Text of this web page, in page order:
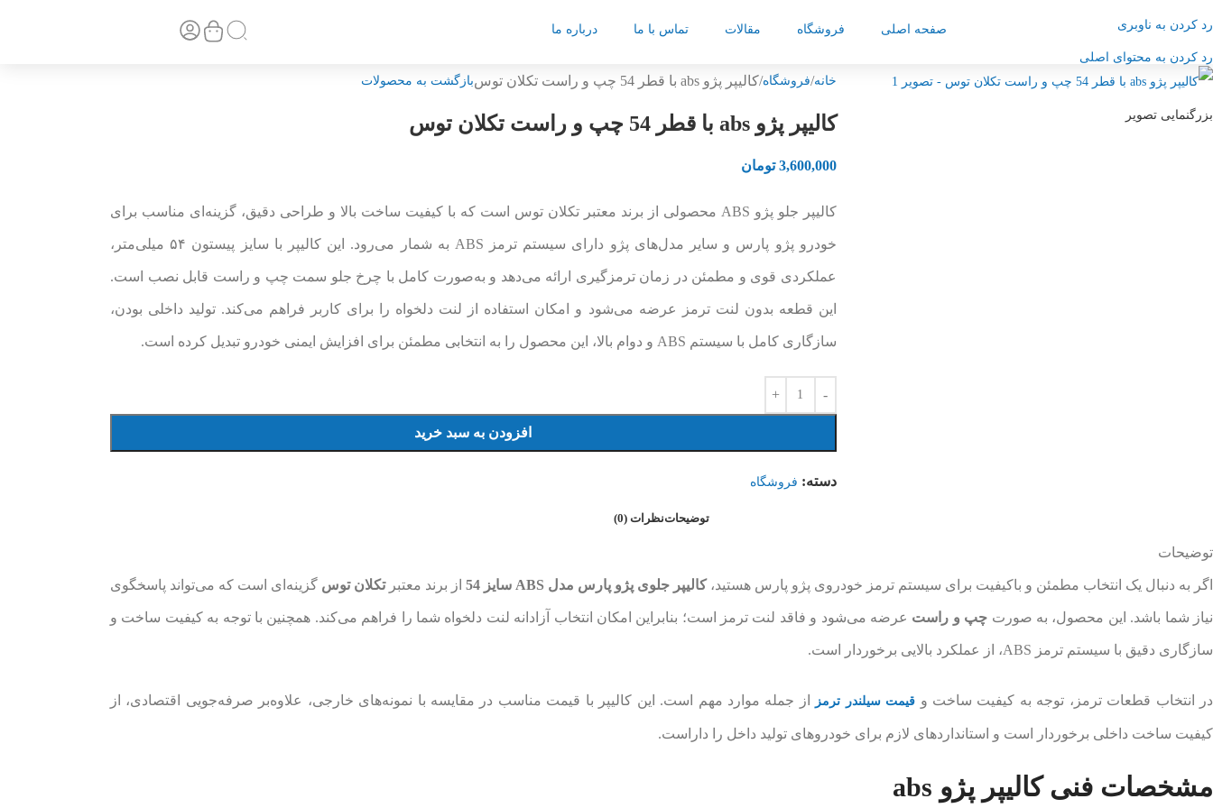
رد کردن به ناوبری
رد کردن به محتوای اصلی
صفحه اصلی فروشگاه مقالات تماس با ما درباره ما
بزرگنمایی تصویر
خانه فروشگاه کالیپر پژو abs با قطر 54 چپ و راست تکلان توس بازگشت به محصولات
کالیپر پژو abs با قطر 54 چپ و راست تکلان توس
3,600,000 تومان
کالیپر جلو پژو ABS محصولی از برند معتبر تکلان توس است که با کیفیت ساخت بالا و طراحی دقیق، گزینه‌ای مناسب برای
خودرو پژو پارس و سایر مدل‌های پژو دارای سیستم ترمز ABS به شمار می‌رود. این کالیپر با سایز پیستون ۵۴ میلی‌متر،
عملکردی قوی و مطمئن در زمان ترمزگیری ارائه می‌دهد و به‌صورت کامل با چرخ جلو سمت چپ و راست قابل نصب است.
این قطعه بدون لنت ترمز عرضه می‌شود و امکان استفاده از لنت دلخواه را برای کاربر فراهم می‌کند. تولید داخلی بودن،
سازگاری کامل با سیستم ABS و دوام بالا، این محصول را به انتخابی مطمئن برای افزایش ایمنی خودرو تبدیل کرده است.
افزودن به سبد خرید
دسته: فروشگاه
توضیحاتنظرات (0)
توضیحات
اگر به دنبال یک انتخاب مطمئن و باکیفیت برای سیستم ترمز خودروی پژو پارس هستید،کالیپر جلوی پژو پارس مدل ABS سایز 54 از برند معتبرتکلان توس گزینه‌ای است که می‌تواند پاسخگوی
نیاز شما باشد. این محصول، به صورت چپ و راست عرضه می‌شود و فاقد لنت ترمز است؛ بنابراین امکان انتخاب آزادانه لنت دلخواه شما را فراهم می‌کند. همچنین با توجه به کیفیت ساخت و
سازگاری دقیق با سیستم ترمز ABS، از عملکرد بالایی برخوردار است.
در انتخاب قطعات ترمز، توجه به کیفیت ساخت و قیمت سیلندر ترمز از جمله موارد مهم است. این کالیپر با قیمت مناسب در مقایسه با نمونه‌های خارجی، علاوه‌بر صرفه‌جویی اقتصادی، از
کیفیت ساخت داخلی برخوردار است و استانداردهای لازم برای خودروهای تولید داخل را داراست.
مشخصات فنی کالیپر پژو abs